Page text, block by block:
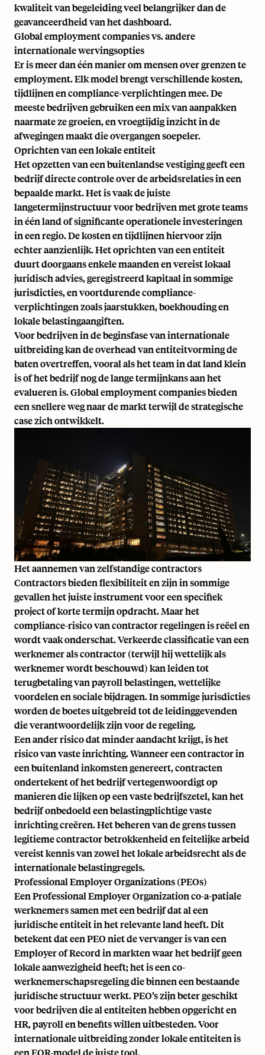
kwaliteit van begeleiding veel belangrijker dan de
geavanceerdheid van het dashboard.
Global employment companies vs. andere
internationale wervingsopties
Er is meer dan één manier om mensen over grenzen te
employment. Elk model brengt verschillende kosten,
tijdlijnen en compliance-verplichtingen mee. De
meeste bedrijven gebruiken een mix van aanpakken
naarmate ze groeien, en vroegtijdig inzicht in de
afwegingen maakt die overgangen soepeler.
Oprichten van een lokale entiteit
Het opzetten van een buitenlandse vestiging geeft een
bedrijf directe controle over de arbeidsrelaties in een
bepaalde markt. Het is vaak de juiste
langetermijnstructuur voor bedrijven met grote teams
in één land of significante operationele investeringen
in een regio. De kosten en tijdlijnen hiervoor zijn
echter aanzienlijk. Het oprichten van een entiteit
duurt doorgaans enkele maanden en vereist lokaal
juridisch advies, geregistreerd kapitaal in sommige
jurisdicties, en voortdurende compliance-
verplichtingen zoals jaarstukken, boekhouding en
lokale belastingaangiften.
Voor bedrijven in de beginsfase van internationale
uitbreiding kan de overhead van entiteitvorming de
baten overtreffen, vooral als het team in dat land klein
is of het bedrijf nog de lange termijnkans aan het
evalueren is. Global employment companies bieden
een snellere weg naar de markt terwijl de strategische
case zich ontwikkelt.
Het aannemen van zelfstandige contractors
Contractors bieden flexibiliteit en zijn in sommige
gevallen het juiste instrument voor een specifiek
project of korte termijn opdracht. Maar het
compliance-risico van contractor regelingen is reëel en
wordt vaak onderschat. Verkeerde classificatie van een
werknemer als contractor (terwijl hij wettelijk als
werknemer wordt beschouwd) kan leiden tot
terugbetaling van payroll belastingen, wettelijke
voordelen en sociale bijdragen. In sommige jurisdicties
worden de boetes uitgebreid tot de leidinggevenden
die verantwoordelijk zijn voor de regeling.
Een ander risico dat minder aandacht krijgt, is het
risico van vaste inrichting. Wanneer een contractor in
een buitenland inkomsten genereert, contracten
ondertekent of het bedrijf vertegenwoordigt op
manieren die lijken op een vaste bedrijfszetel, kan het
bedrijf onbedoeld een belastingplichtige vaste
inrichting creëren. Het beheren van de grens tussen
legitieme contractor betrokkenheid en feitelijke arbeid
vereist kennis van zowel het lokale arbeidsrecht als de
internationale belastingregels.
Professional Employer Organizations (PEOs)
Een Professional Employer Organization co-a-patiale
werknemers samen met een bedrijf dat al een
juridische entiteit in het relevante land heeft. Dit
betekent dat een PEO niet de vervanger is van een
Employer of Record in markten waar het bedrijf geen
lokale aanwezigheid heeft; het is een co-
werknemerschapsregeling die binnen een bestaande
juridische structuur werkt. PEO’s zijn beter geschikt
voor bedrijven die al entiteiten hebben opgericht en
HR, payroll en benefits willen uitbesteden. Voor
internationale uitbreiding zonder lokale entiteiten is
een EOR-model de juiste tool.